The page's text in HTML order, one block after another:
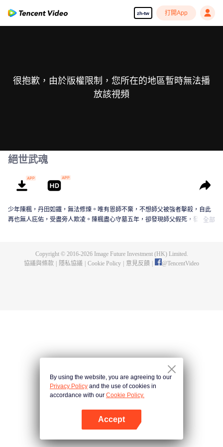
zh-tw 打開App
很抱歉，由於版權限制，您所在的地區暫時無法播
放該視頻
絕世武魂
少年陳楓，丹田如鐵，無法修煉。唯有恩師不棄，不想師父被強者擊殺，自此
再也無人庇佑，受盡旁人欺凌。陳楓盡心守墓五年，卻發現師父假死，發現師
全部
Copyright © 2016-2026Image Future Investment (HK) Limited.
協議與條款
隱私協議 Cookie Policy 意見反饋 @TencentVideo
By using the website, you are agreeing to our
Privacy Policy and the use of cookies in
accordance with our Cookie Policy.
Accept